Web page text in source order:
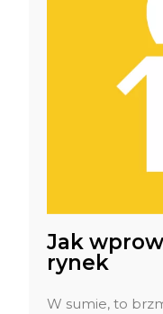
Jak
rynek
W sumie, to